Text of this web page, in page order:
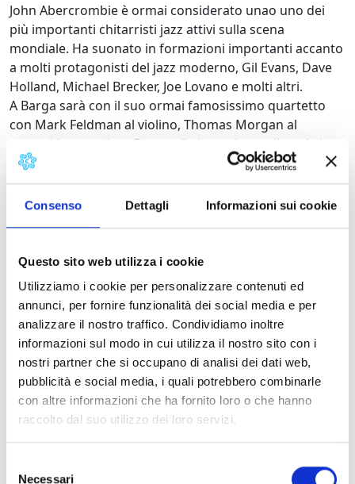
Consenso Dettagli Informazioni sui cookie
Questo sito web utilizza i cookie
Utilizziamo i cookie per personalizzare contenuti ed
annunci, per fornire funzionalità dei social media e per
analizzare il nostro traffico. Condividiamo inoltre
informazioni sul modo in cui utilizza il nostro sito con i
nostri partner che si occupano di analisi dei dati web,
pubblicità e social media, i quali potrebbero combinarle
con altre informazioni che ha fornito loro o che hanno
raccolto dal suo utilizzo dei loro servizi.
Necessari
John Abercrombie è ormai considerato unao uno dei
più importanti chitarristi jazz attivi sulla scena
mondiale. Ha suonato in formazioni importanti accanto
a molti protagonisti del jazz moderno, Gil Evans, Dave
Holland, Michael Brecker, Joe Lovano e molti altri.
A Barga sarà con il suo ormai famosissimo quartetto
con Mark Feldman al violino, Thomas Morgan al
contrabbasso e Joey Baron alla batteria con il quale ha
inciso diversi dischi con l’etichetta ECM.
Barga – Teatro dei Differenti ore 21,30
John Abercrombie, chitarra – Mark Feldman, Violino
Thomas Morgan, Contrabbasso – Joey Baron, Batteria
Dettagli:
Contatti
Notizie Storiche